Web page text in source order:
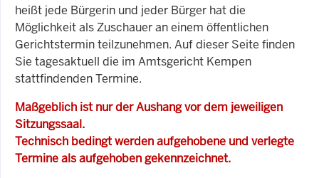
heißt jede Bürgerin und jeder Bürger hat die
Möglichkeit als Zuschauer an einem öffentlichen
Gerichtstermin teilzunehmen. Auf dieser Seite finden
Sie tagesaktuell die im Amtsgericht Kempen
stattfindenden Termine.
Maßgeblich ist nur der Aushang vor dem jeweiligen
Sitzungssaal.
Technisch bedingt werden aufgehobene und verlegte
Termine als aufgehoben gekennzeichnet.